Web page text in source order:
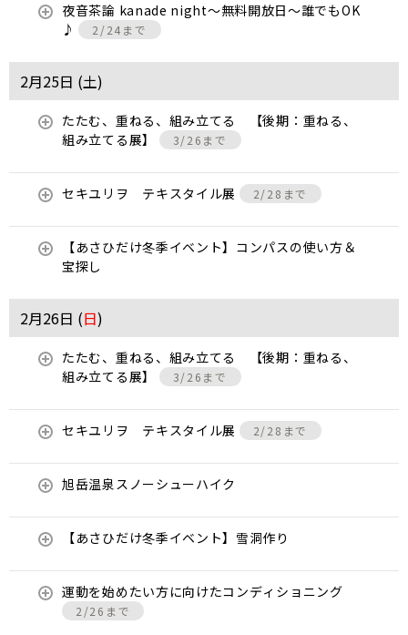
夜音茶論 kanade night～無料開放日～誰でもOK
♪
2/24まで
2月25日 (土)
たたむ、重ねる、組み立てる 【後期：重ねる、
組み立てる展】
3/26まで
セキユリヲ テキスタイル展 2/28まで
【あさひだけ冬季イベント】コンパスの使い方＆
宝探し
2月26日 (日)
たたむ、重ねる、組み立てる 【後期：重ねる、
組み立てる展】
3/26まで
セキユリヲ テキスタイル展 2/28まで
旭岳温泉スノーシューハイク
【あさひだけ冬季イベント】雪洞作り
運動を始めたい方に向けたコンディショニング
2/26まで